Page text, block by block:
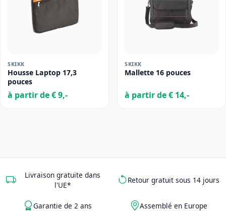
SKIKK
Housse Laptop 17,3
pouces
à partir de € 9,-
SKIKK
Mallette 16 pouces
à partir de € 14,-
Livraison gratuite dans
l'UE*
Retour gratuit sous 14 jours
Garantie de 2 ans Assemblé en Europe